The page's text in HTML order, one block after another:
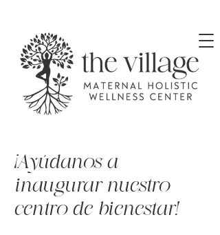
¡Ayúdanos a
inaugurar nuestro
centro de bienestar!